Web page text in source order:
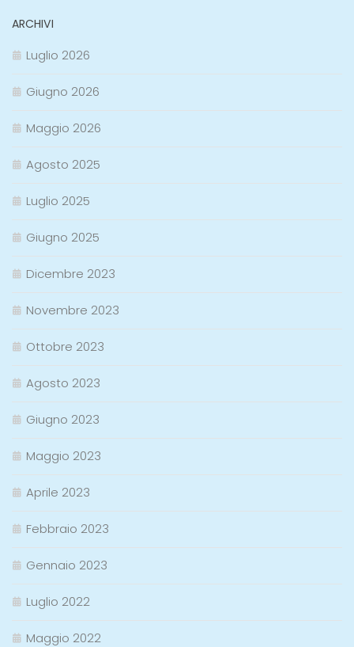
ARCHIVI
Luglio 2026
Giugno 2026
Maggio 2026
Agosto 2025
Luglio 2025
Giugno 2025
Dicembre 2023
Novembre 2023
Ottobre 2023
Agosto 2023
Giugno 2023
Maggio 2023
Aprile 2023
Febbraio 2023
Gennaio 2023
Luglio 2022
Maggio 2022